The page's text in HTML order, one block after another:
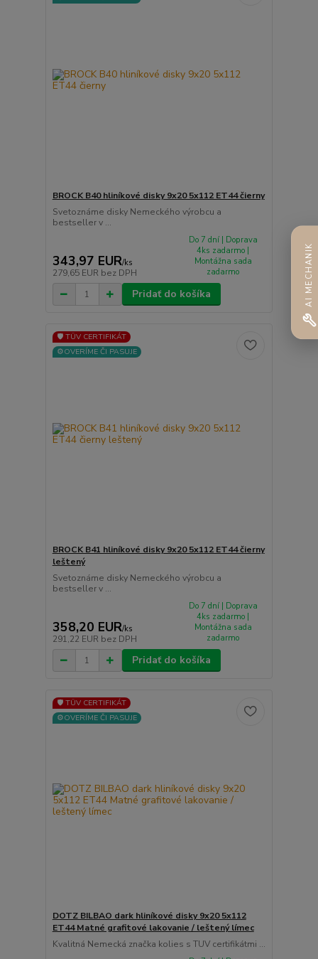
BROCK B40 hliníkové disky 9x20 5x112 ET44 čierny
Svetoznáme disky Nemeckého výrobcu a
bestseller v ...
343,97 EUR/ks
279,65 EUR bez DPH
Do 7 dní | Doprava
4ks zadarmo |
Montážna sada
zadarmo
Pridať do košíka
🛡️ TÜV CERTIFIKÁT
⚙️OVERÍME ČI PASUJE
BROCK B41 hliníkové disky 9x20 5x112 ET44 čierny
leštený
Svetoznáme disky Nemeckého výrobcu a
bestseller v ...
358,20 EUR/ks
291,22 EUR bez DPH
Do 7 dní | Doprava
4ks zadarmo |
Montážna sada
zadarmo
Pridať do košíka
🛡️ TÜV CERTIFIKÁT
⚙️OVERÍME ČI PASUJE
DOTZ BILBAO dark hliníkové disky 9x20 5x112
ET44 Matné grafitové lakovanie / leštený límec
Kvalitná Nemecká značka kolies s TUV certifikátmi ...
AI MECHANIK